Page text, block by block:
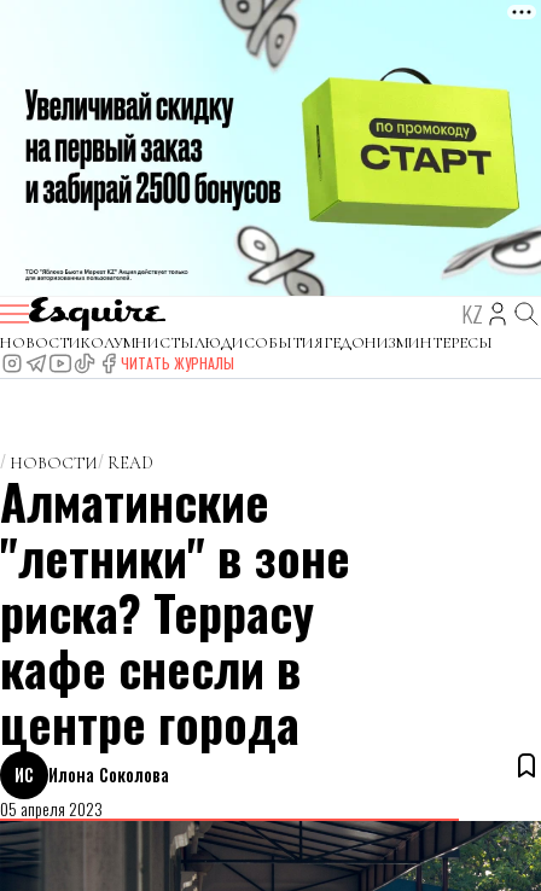
KZ
НОВОСТИКОЛУМНИСТЫЛЮДИСОБЫТИЯГЕДОНИЗМИНТЕРЕСЫ
ЧИТАТЬ ЖУРНАЛЫ
НОВОСТИ READ
Алматинские
"летники" в зоне
риска? Террасу
кафе снесли в
центре города
ИС
Илона Соколова
05 апреля 2023